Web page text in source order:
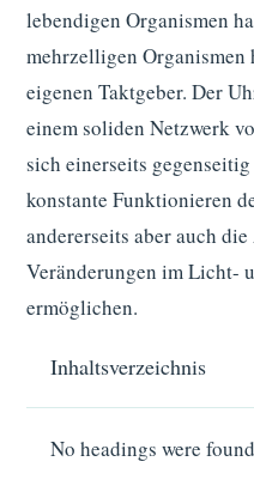
lebendigen Organismen
mehrzelligen
eigenen Taktgeber. Der
einem soliden Netzwerk
sich einerseits
konstante Funktionieren
andererseits aber auch
Veränderungen im Licht-
ermöglichen.
Inhaltsverzeichnis
No headings were